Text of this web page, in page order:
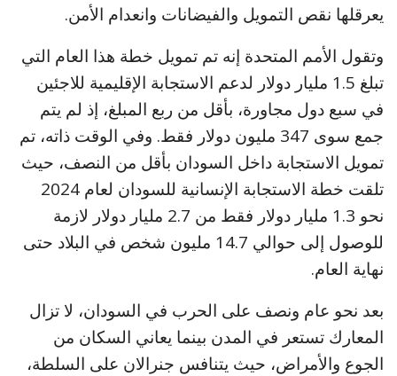
يعرقلها نقص التمويل والفيضانات وانعدام الأمن.
وتقول الأمم المتحدة إنه تم تمويل خطة هذا العام التي
تبلغ 1.5 مليار دولار لدعم الاستجابة الإقليمية للاجئين
في سبع دول مجاورة، بأقل من ربع المبلغ، إذ لم يتم
جمع سوى 347 مليون دولار فقط. وفي الوقت ذاته، تم
تمويل الاستجابة داخل السودان بأقل من النصف، حيث
تلقت خطة الاستجابة الإنسانية للسودان لعام 2024
نحو 1.3 مليار دولار فقط من 2.7 مليار دولار لازمة
للوصول إلى حوالي 14.7 مليون شخص في البلاد حتى
نهاية العام.
بعد نحو عام ونصف على الحرب في السودان، لا تزال
المعارك تستعر في المدن بينما يعاني السكان من
الجوع والأمراض، حيث يتنافس جنرالان على السلطة،